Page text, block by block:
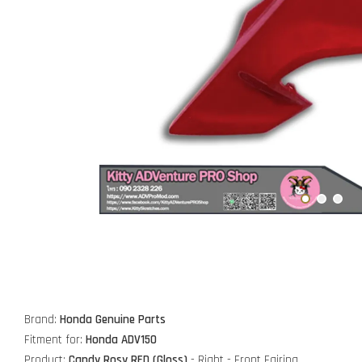
Brand: Honda Genuine Parts
Fitment for: Honda ADV150